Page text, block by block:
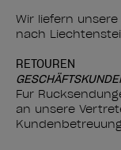
Wir liefern
Für
an unsere